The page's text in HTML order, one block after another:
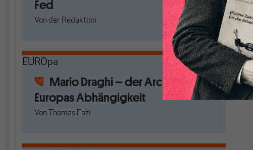
Fed
Von der Redaktion
EUROpa
Mario Draghi – der Architekt
Europas Abhängigkeit
Von Thomas Fazi